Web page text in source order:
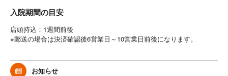
入院期間の目安
店頭持込：1週間前後
※郵送の場合は決済確認後6営業日～10営業日前後になります。
お知らせ